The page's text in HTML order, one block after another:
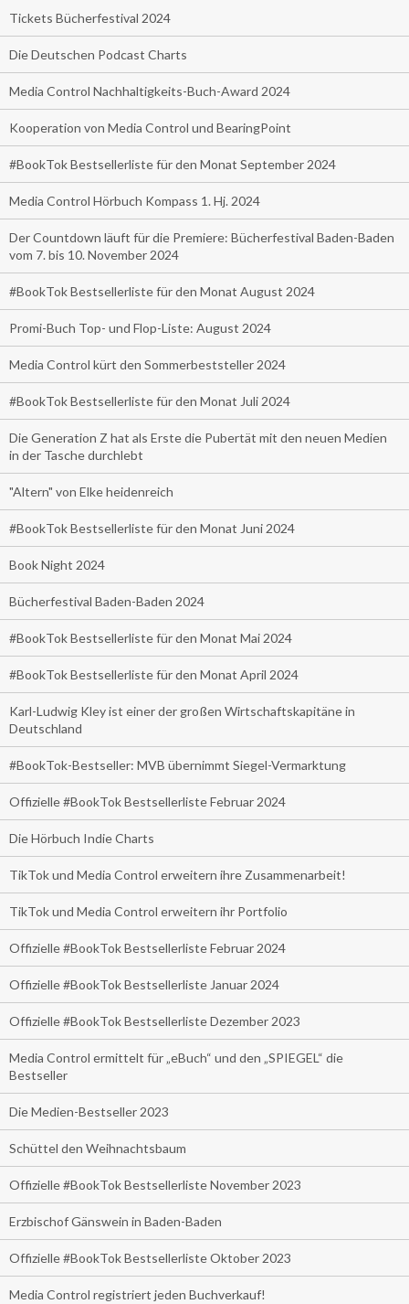
Tickets Bücherfestival 2024
Die Deutschen Podcast Charts
Media Control Nachhaltigkeits-Buch-Award 2024
Kooperation von Media Control und BearingPoint
#BookTok Bestsellerliste für den Monat September 2024
Media Control Hörbuch Kompass 1. Hj. 2024
Der Countdown läuft für die Premiere: Bücherfestival Baden-Baden
vom 7. bis 10. November 2024
#BookTok Bestsellerliste für den Monat August 2024
Promi-Buch Top- und Flop-Liste: August 2024
Media Control kürt den Sommerbeststeller 2024
#BookTok Bestsellerliste für den Monat Juli 2024
Die Generation Z hat als Erste die Pubertät mit den neuen Medien
in der Tasche durchlebt
"Altern" von Elke heidenreich
#BookTok Bestsellerliste für den Monat Juni 2024
Book Night 2024
Bücherfestival Baden-Baden 2024
#BookTok Bestsellerliste für den Monat Mai 2024
#BookTok Bestsellerliste für den Monat April 2024
Karl-Ludwig Kley ist einer der großen Wirtschaftskapitäne in
Deutschland
#BookTok-Bestseller: MVB übernimmt Siegel-Vermarktung
Offizielle #BookTok Bestsellerliste Februar 2024
Die Hörbuch Indie Charts
TikTok und Media Control erweitern ihre Zusammenarbeit!
TikTok und Media Control erweitern ihr Portfolio
Offizielle #BookTok Bestsellerliste Februar 2024
Offizielle #BookTok Bestsellerliste Januar 2024
Offizielle #BookTok Bestsellerliste Dezember 2023
Media Control ermittelt für „eBuch“ und den „SPIEGEL“ die
Bestseller
Die Medien-Bestseller 2023
Schüttel den Weihnachtsbaum
Offizielle #BookTok Bestsellerliste November 2023
Erzbischof Gänswein in Baden-Baden
Offizielle #BookTok Bestsellerliste Oktober 2023
Media Control registriert jeden Buchverkauf!